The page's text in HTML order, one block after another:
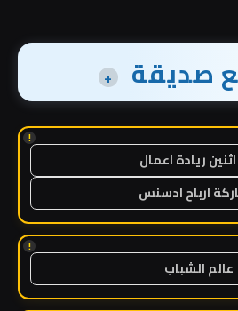
صديقة +
!
ريادة اعمال
ارباح ادسنس
!
عالم الشباب